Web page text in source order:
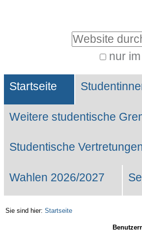
Website durchsuchen
nur
Suche…
Sektionen
Startseite
Weitere studentische
Studentische
Wahlen 2026/2027
Sie sind hier: Startseite